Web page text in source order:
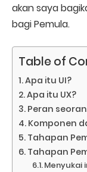
akan saya
bagi Pemula.
Table of
Apa itu UI?
Apa itu UX?
Peran
Komponen
Tahapan
Tahapan
Menyukai